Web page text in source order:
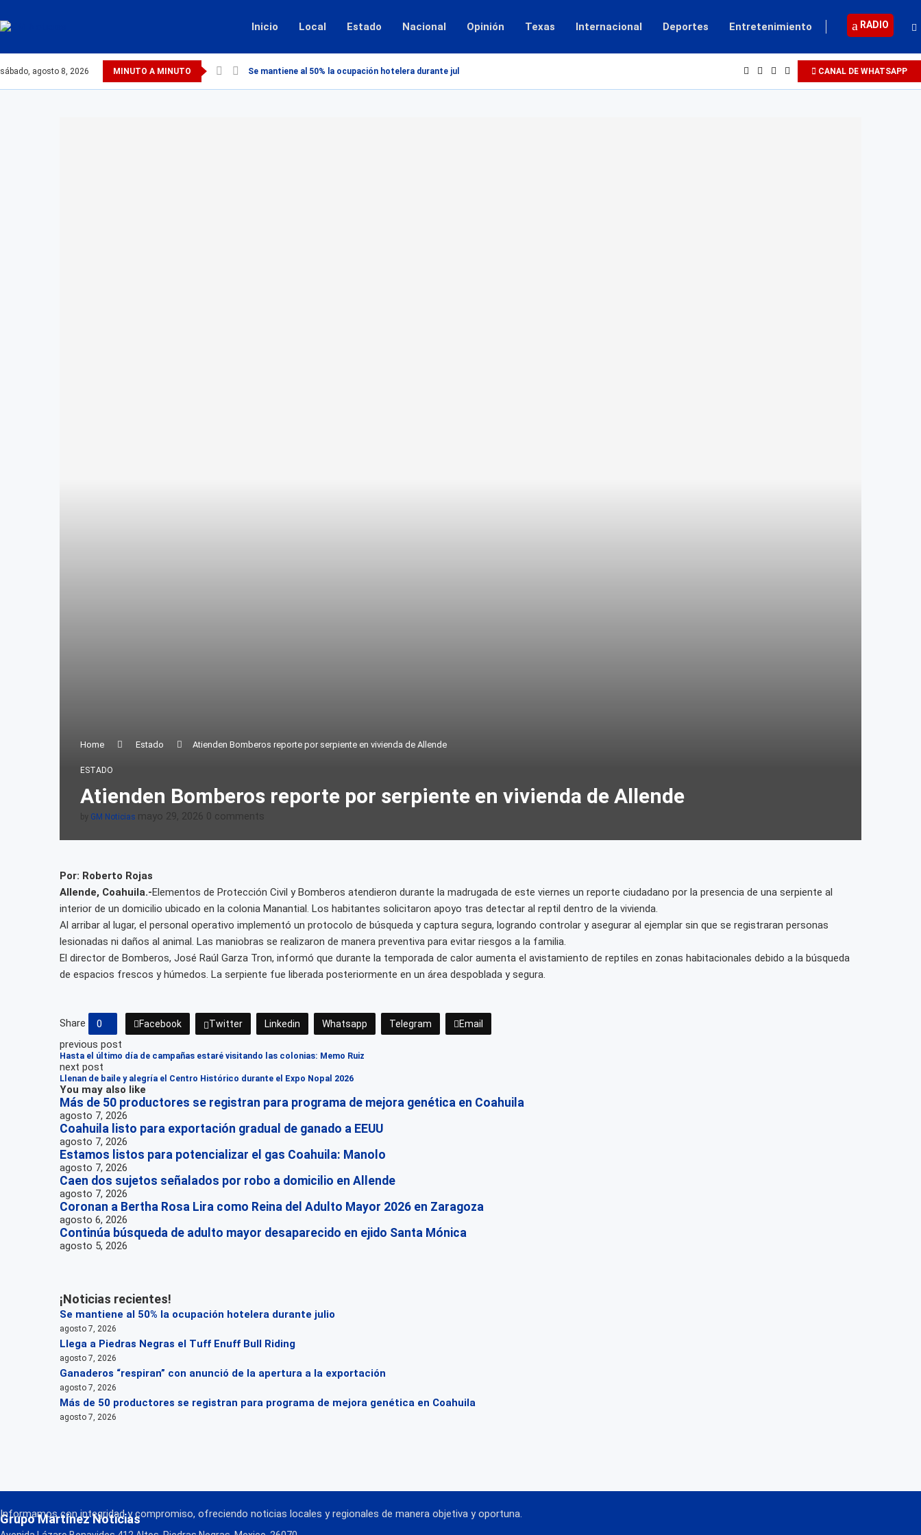
Inicio Local Estado Nacional Opinión Texas Internacional Deportes Entretenimiento RADIO
sábado, agosto 8, 2026 MINUTO A MINUTO Se mantiene al 50% la ocupación hotelera durante julio CANAL DE WHATSAPP
Home Estado Atienden Bomberos reporte por serpiente en vivienda de Allende
ESTADO
Atienden Bomberos reporte por serpiente en vivienda de Allende
by GM Noticias mayo 29, 2026 0 comments
Por: Roberto Rojas
Allende, Coahuila.-Elementos de Protección Civil y Bomberos atendieron durante la madrugada de este viernes un reporte ciudadano por la presencia de una serpiente al
interior de un domicilio ubicado en la colonia Manantial. Los habitantes solicitaron apoyo tras detectar al reptil dentro de la vivienda.
Al arribar al lugar, el personal operativo implementó un protocolo de búsqueda y captura segura, logrando controlar y asegurar al ejemplar sin que se registraran personas
lesionadas ni daños al animal. Las maniobras se realizaron de manera preventiva para evitar riesgos a la familia.
El director de Bomberos, José Raúl Garza Tron, informó que durante la temporada de calor aumenta el avistamiento de reptiles en zonas habitacionales debido a la búsqueda
de espacios frescos y húmedos. La serpiente fue liberada posteriormente en un área despoblada y segura.
Share 0 Facebook Twitter Linkedin Whatsapp Telegram Email
previous post
Hasta el último día de campañas estaré visitando las colonias: Memo Ruiz
next post
Llenan de baile y alegría el Centro Histórico durante el Expo Nopal 2026
You may also like
Más de 50 productores se registran para programa de mejora genética en Coahuila
agosto 7, 2026
Coahuila listo para exportación gradual de ganado a EEUU
agosto 7, 2026
Estamos listos para potencializar el gas Coahuila: Manolo
agosto 7, 2026
Caen dos sujetos señalados por robo a domicilio en Allende
agosto 7, 2026
Coronan a Bertha Rosa Lira como Reina del Adulto Mayor 2026 en Zaragoza
agosto 6, 2026
Continúa búsqueda de adulto mayor desaparecido en ejido Santa Mónica
agosto 5, 2026
¡Noticias recientes!
Se mantiene al 50% la ocupación hotelera durante julio
agosto 7, 2026
Llega a Piedras Negras el Tuff Enuff Bull Riding
agosto 7, 2026
Ganaderos “respiran” con anunció de la apertura a la exportación
agosto 7, 2026
Más de 50 productores se registran para programa de mejora genética en Coahuila
agosto 7, 2026
Grupo Martínez Noticias
Informamos con integridad y compromiso, ofreciendo noticias locales y regionales de manera objetiva y oportuna.